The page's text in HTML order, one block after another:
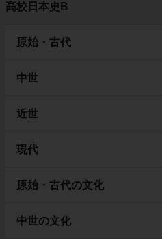
高校日本史B
原始・古代
中世
近世
現代
原始・古代の文化
中世の文化